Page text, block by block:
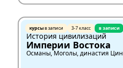
курсыв записи 3-7 класс в записи
История цивилизаций
Империи Востока
Османы, Моголы, династия Цин